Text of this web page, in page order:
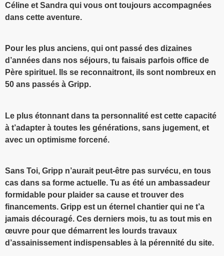
Céline et Sandra qui vous ont toujours accompagnées
dans cette aventure.
Pour les plus anciens, qui ont passé des dizaines
d’années dans nos séjours, tu faisais parfois office de
Père spirituel. Ils se reconnaitront, ils sont nombreux en
50 ans passés à Gripp.
Le plus étonnant dans ta personnalité est cette capacité
à t’adapter à toutes les générations, sans jugement, et
avec un optimisme forcené.
Sans Toi, Gripp n’aurait peut-être pas survécu, en tous
cas dans sa forme actuelle. Tu as été un ambassadeur
formidable pour plaider sa cause et trouver des
financements. Gripp est un éternel chantier qui ne t’a
jamais découragé. Ces derniers mois, tu as tout mis en
œuvre pour que démarrent les lourds travaux
d’assainissement indispensables à la pérennité du site.